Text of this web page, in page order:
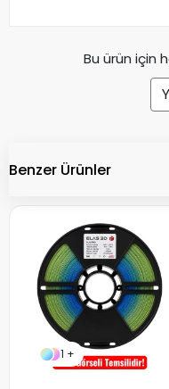
Bu ürün için
Benzer Ürünler
1 +